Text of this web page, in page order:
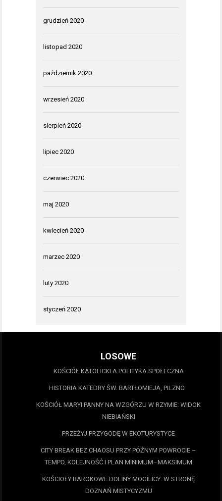
grudzień 2020
listopad 2020
październik 2020
wrzesień 2020
sierpień 2020
lipiec 2020
czerwiec 2020
maj 2020
kwiecień 2020
marzec 2020
luty 2020
styczeń 2020
LOSOWE
KOŚCIÓŁ KATOLICKI A POLITYKA SPOŁECZNA
HISTORIA KATEDRY ŚW. BARTŁOMIEJA, PILZNO
KOŚCIÓŁ MARYI PANNY NA WZGÓRZU W RZYMIE: WIDOK
NIEBIAŃSKI
PRZEŻYJ PRZYGODĘ W EKOTURYSTYCE
CITY BREAK BEZ CHAOSU PRZY PÓŹNYM POWROCIE –
TEMPO, KOLEJNOŚĆ I PLAN MINIMUM–MAKSIMUM
KOŚCIOŁY BAROKOWE DOLINY MOGILICY: W STRONĘ
DOZNAŃ MISTYCYZMU